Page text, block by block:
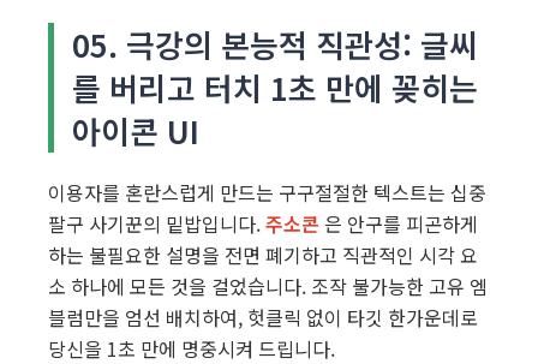
05. 극강의 본능적 직관성: 글씨
를 버리고 터치 1초 만에 꽂히는
아이콘 UI
이용자를 혼란스럽게 만드는 구구절절한 텍스트는 십중
팔구 사기꾼의 밑밥입니다.주소콘 은 안구를 피곤하게
하는 불필요한 설명을 전면 폐기하고 직관적인 시각 요
소 하나에 모든 것을 걸었습니다. 조작 불가능한 고유 엠
블럼만을 엄선 배치하여, 헛클릭 없이 타깃 한가운데로
당신을 1초 만에 명중시켜 드립니다.